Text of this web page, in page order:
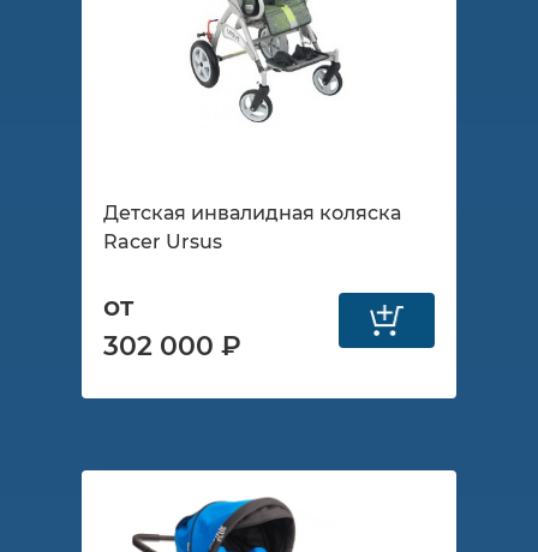
Детская инвалидная коляска
Racer Ursus
от
302 000 ₽